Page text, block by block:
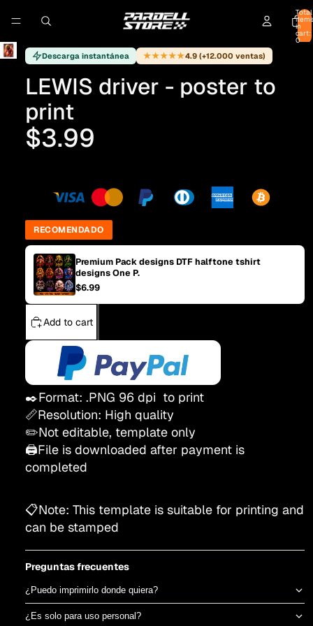
Total
items
in
cart:
0
Descarga instantánea ★★★★★4.9 (+12.000 ventas)
LEWIS driver - poster to
print
$3.99
RECOMENDADO
Premium Pack designs DTF halftone tshirt
designs One P.
$6.99
Add to cart
✒️Format: .PNG 96 dpi to print
📏Resolution: High quality
✏️Not editable, template only
🖨️File is downloaded after payment is
completed
📋Note: This template is suitable for printing and
can be stamped
Preguntas frecuentes
¿Puedo imprimirlo donde quiera?
Sí, el archivo es tuyo para imprimir en el taller de DTF o sublimación
que prefieras. No estamos ligados a una imprenta específica.
¿Es solo para uso personal?